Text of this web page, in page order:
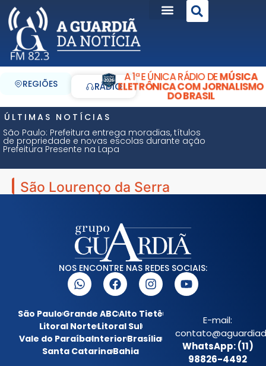
REGIÕES RÁDIO
A 1ª E ÚNICA RÁDIO DEMÚSICA
ELETRÔNICA COM JORNALISMO
DO BRASIL
ÚLTIMAS NOTÍCIAS
São Paulo: Prefeitura entrega moradias, títulos
de propriedade e novas escolas durante ação
Prefeitura Presente na Lapa
São Lourenço da Serra
NOS ENCONTRE NAS REDES SOCIAIS:
São PauloGrande ABCAlto Tietê
Litoral NorteLitoral Sul
Vale do ParaíbaInteriorBrasília
Santa CatarinaBahia
E-mail:
WhatsApp: (11)
98826-4492